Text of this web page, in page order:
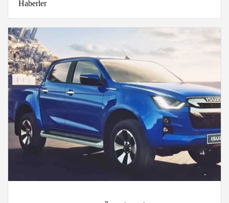
Haberler